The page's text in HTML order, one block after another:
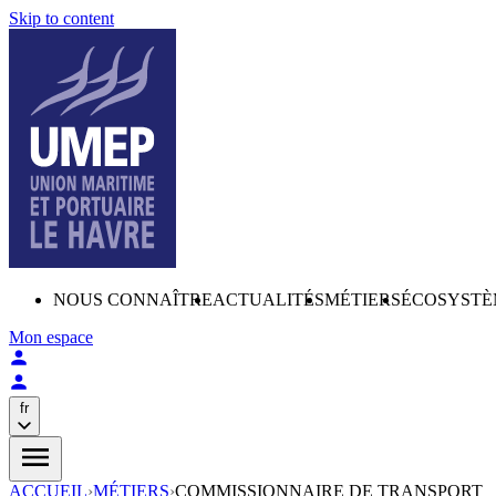
Skip to content
NOUS CONNAÎTREACTUALITÉSMÉTIERS
Mon espace
fr
ACCUEIL›MÉTIERS›COMMISSIONNAIRE DE TRANSPORT